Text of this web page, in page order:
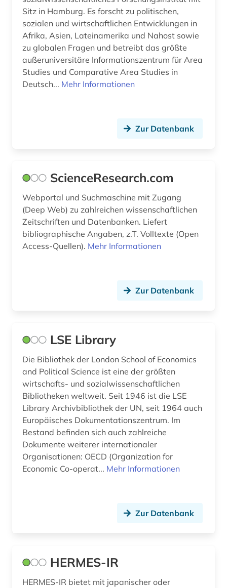
ingenieurwissenschaften (4)
integration (1)
interkulturalität (1)
internationale politik (2)
islam (1)
islamische studien (1)
islamwissenschaft (1)
italien (1)
journalistik (1)
karibik (5)
katholische kirche (1)
klassische studien (1)
kommunikation (1)
kommunikationswissenschaft (1)
kongress (1)
kriminalistik (1)
Sitz in Hamburg. Es forscht zu politischen,
sozialen und wirtschaftlichen Entwicklungen in
Afrika, Asien, Lateinamerika und Nahost sowie
zu globalen Fragen und betreibt das größte
außeruniversitäre Informationszentrum für Area
Studies und Comparative Area Studies in
Deutsch... Mehr Informationen
Zur Datenbank
ScienceResearch.com
Webportal und Suchmaschine mit Zugang
(Deep Web) zu zahlreichen wissenschaftlichen
Zeitschriften und Datenbanken. Liefert
bibliographische Angaben, z.T. Volltexte (Open
Access-Quellen). Mehr Informationen
Zur Datenbank
LSE Library
Die Bibliothek der London School of Economics
and Political Science ist eine der größten
wirtschafts- und sozialwissenschaftlichen
Bibliotheken weltweit. Seit 1946 ist die LSE
Library Archivbibliothek der UN, seit 1964 auch
Europäisches Dokumentationszentrum. Im
Bestand befinden sich auch zahlreiche
Dokumente weiterer internationaler
Organisationen: OECD (Organization for
Economic Co-operat... Mehr Informationen
Zur Datenbank
HERMES-IR
HERMES-IR bietet mit japanischer oder